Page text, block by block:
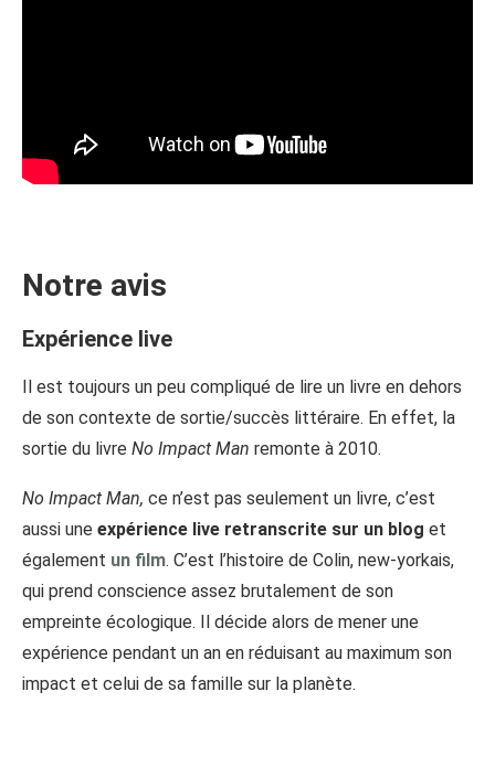
Notre avis
Expérience live
Il est toujours un peu compliqué de lire un livre en dehors
de son contexte de sortie/succès littéraire. En effet, la
sortie du livre No Impact Man remonte à 2010.
No Impact Man, ce n’est pas seulement un livre, c’est
aussi une expérience live retranscrite sur un blog et
également un film. C’est l’histoire de Colin, new-yorkais,
qui prend conscience assez brutalement de son
empreinte écologique. Il décide alors de mener une
expérience pendant un an en réduisant au maximum son
impact et celui de sa famille sur la planète.